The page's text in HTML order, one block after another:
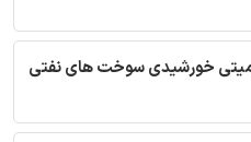
خورشیدی سوخت های نفتی